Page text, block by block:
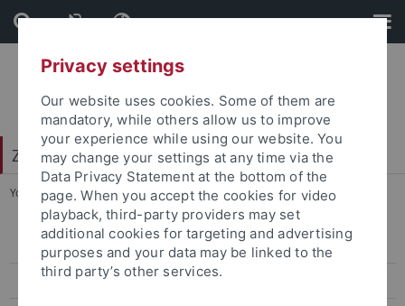
Skip
to
content
Skip
to
footer
Zentrum für Datenverarbeitung (ZDV)
You are here: Startseite ... Anleitungen
Anleitungen
eduVPN
Privacy settings
Our website uses cookies. Some of them are
mandatory, while others allow us to improve
your experience while using our website. You
may change your settings at any time via the
Data Privacy Statement at the bottom of the
page. When you accept the cookies for video
playback, third-party providers may set
additional cookies for targeting and advertising
purposes and your data may be linked to the
third party’s other services.